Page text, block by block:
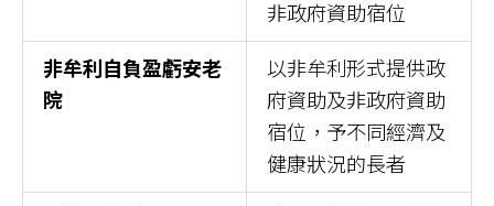
非政府資助宿位
非牟利自負盈虧安老
院
以非牟利形式提供政
府資助及非政府資助
宿位，予不同經濟及
健康狀況的長者